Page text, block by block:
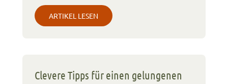
ARTIKEL LESEN
Clevere Tipps für einen gelungenen